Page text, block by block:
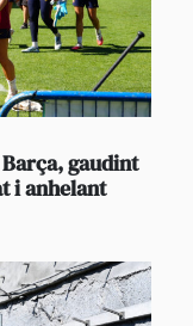
gaudint
i anhelant